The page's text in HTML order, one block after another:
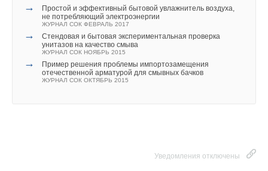
→
Простой и эффективный бытовой увлажнитель воздуха,
не потребляющий электроэнергии
ЖУРНАЛ СОК ФЕВРАЛЬ 2017
→
Стендовая и бытовая экспериментальная проверка
унитазов на качество смыва
ЖУРНАЛ СОК НОЯБРЬ 2015
→
Пример решения проблемы импортозамещения
отечественной арматурой для смывных бачков
ЖУРНАЛ СОК ОКТЯБРЬ 2015
Уведомления отключены